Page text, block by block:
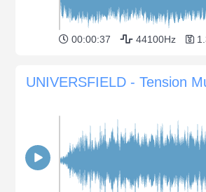
00:00:37 44100Hz
UNIVERSFIELD - Tension